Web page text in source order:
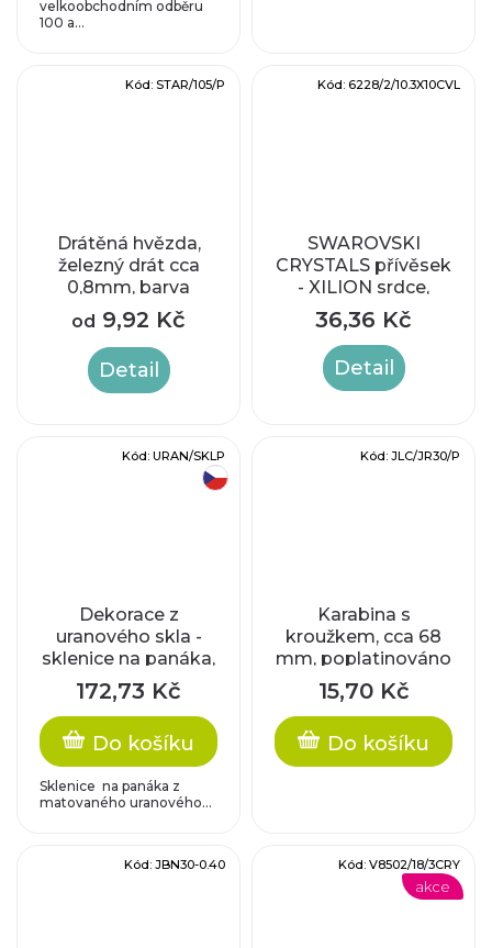
velkoobchodním odběru
100 a...
Drátěná hvězda,
železný drát cca
0,8mm, barva
platina
od 9,92 Kč
Detail
Kód: STAR/105/P
SWAROVSKI
CRYSTALS přívěsek
- XILION srdce,
crystal vitrail light,
10,3x10mm
36,36 Kč
Detail
Kód: 6228/2/10.3X10CVL
Dekorace z
uranového skla -
sklenice na panáka,
matované sklo
172,73 Kč
Do košíku
Sklenice na panáka z
matovaného uranového...
Kód: URAN/SKLP
Karabina s
kroužkem, cca 68
mm, poplatinováno
15,70 Kč
Do košíku
Kód: JLC/JR30/P
Kód: JBN30-0.40
akce
Kód: V8502/18/3CRY